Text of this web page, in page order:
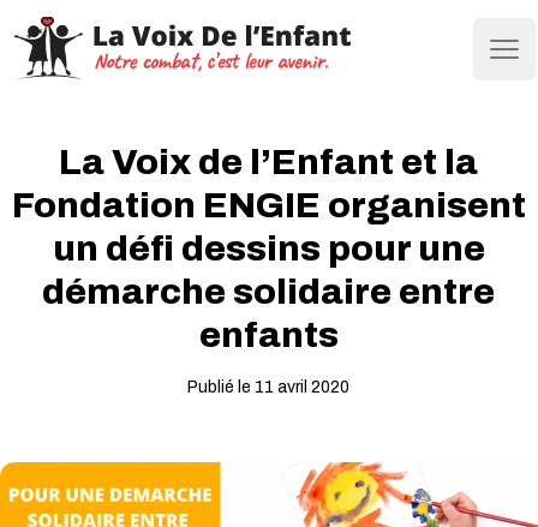
La Voix de l’Enfant et la
Fondation ENGIE organisent
un défi dessins pour une
démarche solidaire entre
enfants
Publié le 11 avril 2020